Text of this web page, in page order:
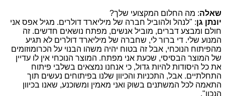
שאלה: מה החלום המקצועי שלך?
יונתן גן: "לנהל ולהוביל חברה של מיליארד דולרים. מגיל אפס אני
חולם ומבצע דברים, מוביל אנשים, מפתח נושאים חדשים. זה
המנוע שלי. די ברור לי, שחברה של מיליארד דולרים לא תגיע
מהפיתוח הנוכחי, אבל זה בטוח יהיה משהו הבנוי על הכרומוזומים
של המוצר הבסיסי, שכעת אני מפתח. המוצר הנוכחי אין לו עדיין
את כל היסודות להיות גדול, כי אנחנו נמצאים בשלבי פיתוח
התחלתיים. אבל, התכניות והכיוון שלנו בפיתוחים נעשים תוך
התאמה לכל המשתנים בשוק ואני מאמין ומשוכנע, שאנו בכיוון
הנכון".